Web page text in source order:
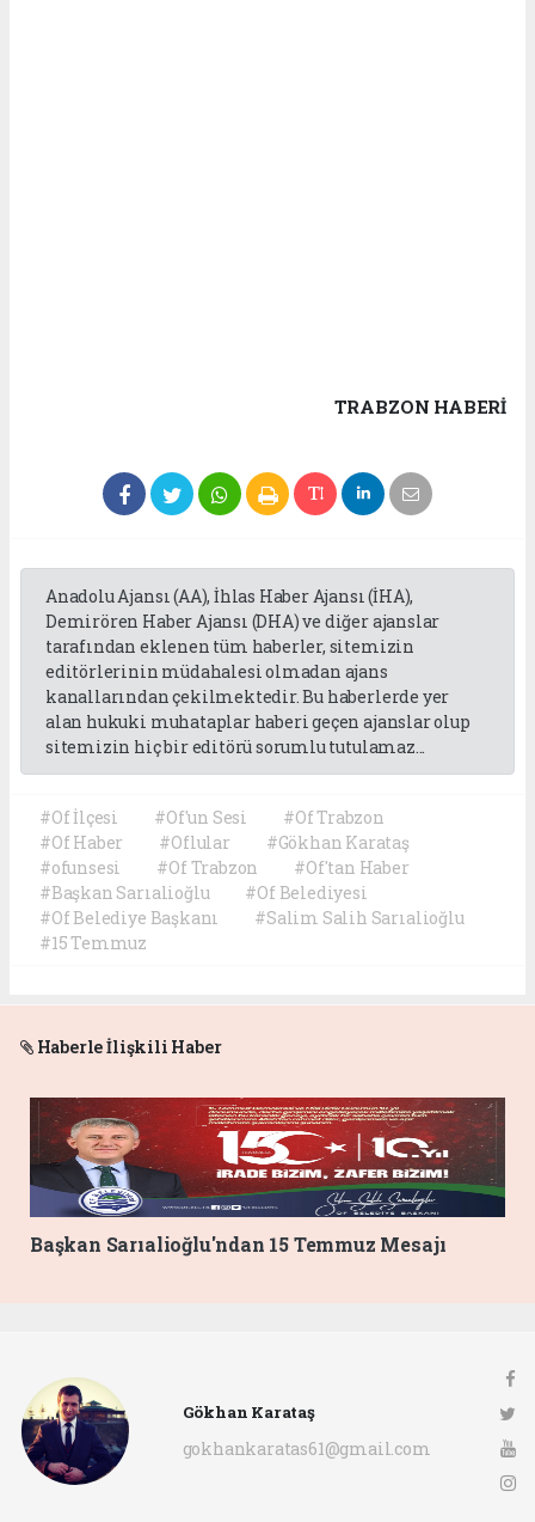
TRABZON HABERİ
Anadolu Ajansı (AA), İhlas Haber Ajansı (İHA),
Demirören Haber Ajansı (DHA) ve diğer ajanslar
tarafından eklenen tüm haberler, sitemizin
editörlerinin müdahalesi olmadan ajans
kanallarından çekilmektedir. Bu haberlerde yer
alan hukuki muhataplar haberi geçen ajanslar olup
sitemizin hiç bir editörü sorumlu tutulamaz...
#Of İlçesi #Of'un Sesi
#Of Trabzon
#Of Haber
#Oflular
#Gökhan Karataş
#ofunsesi
#Of Trabzon
#Of'tan Haber
#Başkan Sarıalioğlu
#Of Belediyesi
#Of Belediye Başkanı
#Salim Salih Sarıalioğlu
#15 Temmuz
Haberle İlişkili Haber
Başkan Sarıalioğlu'ndan 15 Temmuz Mesajı
Gökhan Karataş
gokhankaratas61@gmail.com